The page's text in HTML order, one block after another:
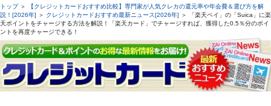
トップ＞
【クレジットカードおすすめ比較】専門家が人気クレカの還元率や年会費＆選び方を解
説！[2026年] ＞ クレジットカードおすすめ最新ニュース[2026年] ＞ 「楽天ペイ」の「Suica」に楽
天ポイントをチャージする方法を解説！「楽天カード」でチャージすれば、獲得した0.5％分のポイ
ントを再度チャージできる！